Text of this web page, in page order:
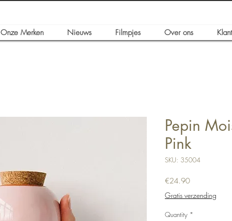
Onze Merken Nieuws Filmpjes Over ons
Pepin
Pink
SKU: 35004
€24.90Price
Gratis verzending
Quantity *